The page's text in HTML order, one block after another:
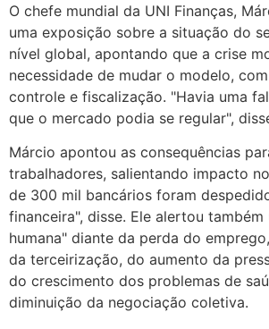
O chefe mundial da UNI Finanças,
uma exposição sobre a situação do
nível global, apontando que a crise
necessidade de mudar o modelo,
controle e fiscalização. "Havia uma
que o mercado podia se regular",
Márcio apontou as consequências
trabalhadores, salientando impacto
de 300 mil bancários foram
financeira", disse. Ele alertou também
humana" diante da perda do
da terceirização, do aumento da
do crescimento dos problemas de
diminuição da negociação coletiva.